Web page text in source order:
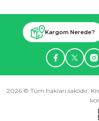
Kargom Nerede?
2026 © Tüm hakları saklıdır.